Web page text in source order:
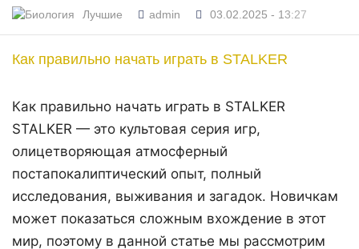
Лучшие admin 03.02.2025 - 13:27
Как правильно начать играть в STALKER
Как правильно начать играть в STALKER
STALKER — это культовая серия игр,
олицетворяющая атмосферный
постапокалиптический опыт, полный
исследования, выживания и загадок. Новичкам
может показаться сложным вхождение в этот
мир, поэтому в данной статье мы рассмотрим